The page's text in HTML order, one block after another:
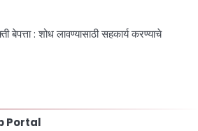
बेपत्ता : शोध लावण्यासाठी सहकार्य करण्याचे
Portal